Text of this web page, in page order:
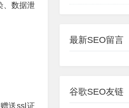
、数据泄
送ssl证
最新SEO留言
谷歌SEO友链